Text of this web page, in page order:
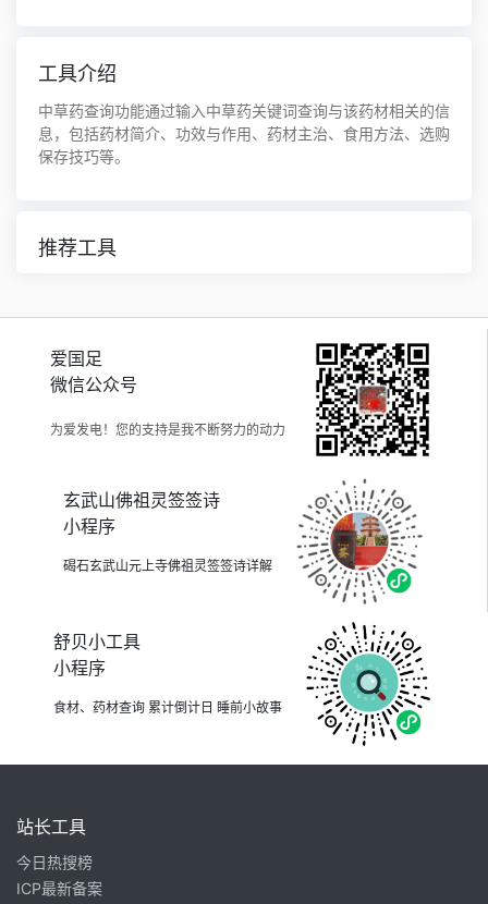
工具介绍
中草药查询功能通过输入中草药关键词查询与该药材相关的信
息，包括药材简介、功效与作用、药材主治、食用方法、选购
保存技巧等。
推荐工具
爱国足
微信公众号
为爱发电！您的支持是我不断努力的动力
玄武山佛祖灵签签诗
小程序
碣石玄武山元上寺佛祖灵签签诗详解
舒贝小工具
小程序
食材、药材查询 累计倒计日 睡前小故事
站长工具
今日热搜榜
ICP最新备案